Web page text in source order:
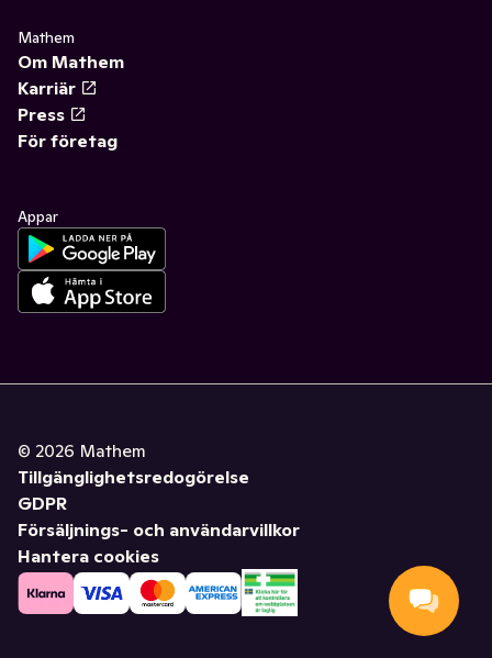
Mathem
Om Mathem
Karriär
Press
För företag
Appar
© 2026 Mathem
Tillgänglighetsredogörelse
GDPR
Försäljnings- och användarvillkor
Hantera cookies